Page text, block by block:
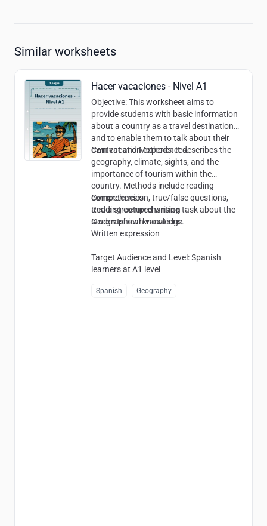
Similar worksheets
Hacer vacaciones - Nivel A1
Objective: This worksheet aims to
provide students with basic information
about a country as a travel destination
and to enable them to talk about their
own vacation experiences.
Content and Methods: It describes the
geography, climate, sights, and the
importance of tourism within the
country. Methods include reading
comprehension, true/false questions,
and a structured writing task about the
students’ own vacations.
Competencies:
Reading comprehension
Geographical knowledge
Written expression
Target Audience and Level : Spanish
learners at A1 level
Spanish Geography